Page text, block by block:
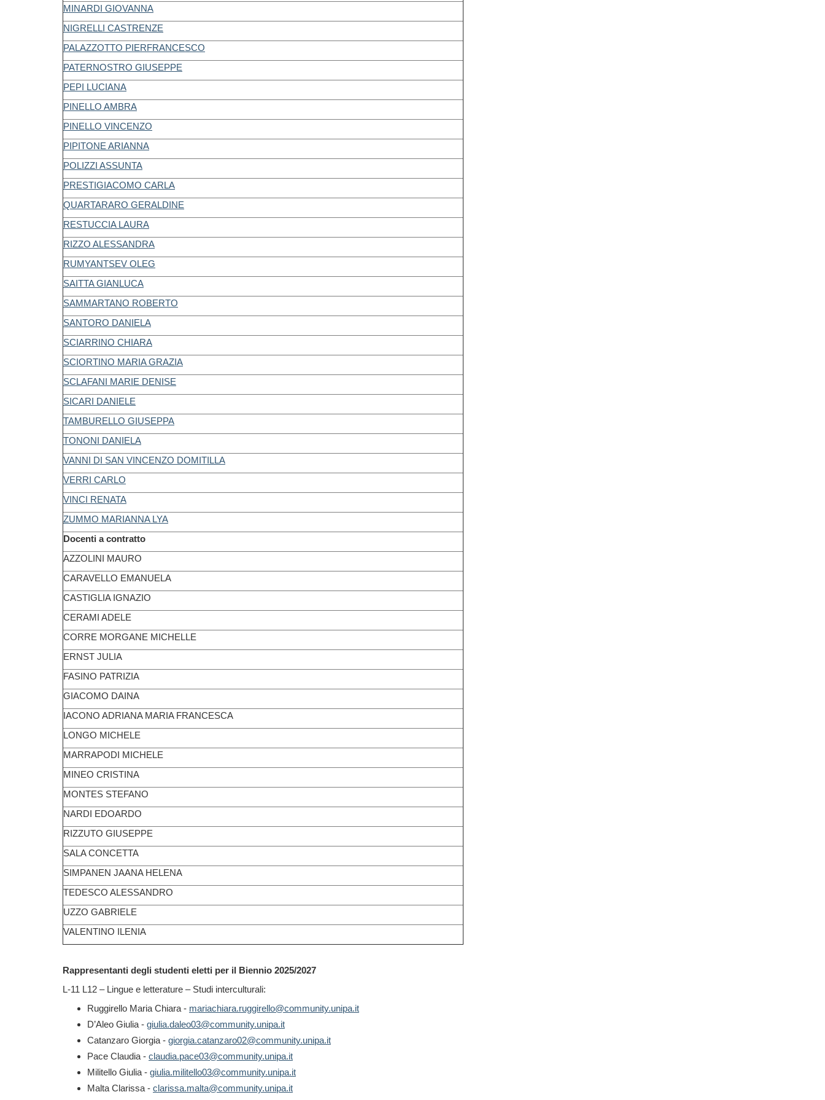
MINARDI GIOVANNA
NIGRELLI CASTRENZE
PALAZZOTTO PIERFRANCESCO
PATERNOSTRO GIUSEPPE
PEPI LUCIANA
PINELLO AMBRA
PINELLO VINCENZO
PIPITONE ARIANNA
POLIZZI ASSUNTA
PRESTIGIACOMO CARLA
QUARTARARO GERALDINE
RESTUCCIA LAURA
RIZZO ALESSANDRA
RUMYANTSEV OLEG
SAITTA GIANLUCA
SAMMARTANO ROBERTO
SANTORO DANIELA
SCIARRINO CHIARA
SCIORTINO MARIA GRAZIA
SCLAFANI MARIE DENISE
SICARI DANIELE
TAMBURELLO GIUSEPPA
TONONI DANIELA
VANNI DI SAN VINCENZO DOMITILLA
VERRI CARLO
VINCI RENATA
ZUMMO MARIANNA LYA
Docenti a contratto
AZZOLINI MAURO
CARAVELLO EMANUELA
CASTIGLIA IGNAZIO
CERAMI ADELE
CORRE MORGANE MICHELLE
ERNST JULIA
FASINO PATRIZIA
GIACOMO DAINA
IACONO ADRIANA MARIA FRANCESCA
LONGO MICHELE
MARRAPODI MICHELE
MINEO CRISTINA
MONTES STEFANO
NARDI EDOARDO
RIZZUTO GIUSEPPE
SALA CONCETTA
SIMPANEN JAANA HELENA
TEDESCO ALESSANDRO
UZZO GABRIELE
VALENTINO ILENIA
Rappresentanti degli studenti eletti per il Biennio 2025/2027
L-11 L12 – Lingue e letterature – Studi interculturali:
Ruggirello Maria Chiara - mariachiara.ruggirello@community.unipa.it
D’Aleo Giulia - giulia.daleo03@community.unipa.it
Catanzaro Giorgia - giorgia.catanzaro02@community.unipa.it
Pace Claudia - claudia.pace03@community.unipa.it
Militello Giulia - giulia.militello03@community.unipa.it
Malta Clarissa - clarissa.malta@community.unipa.it